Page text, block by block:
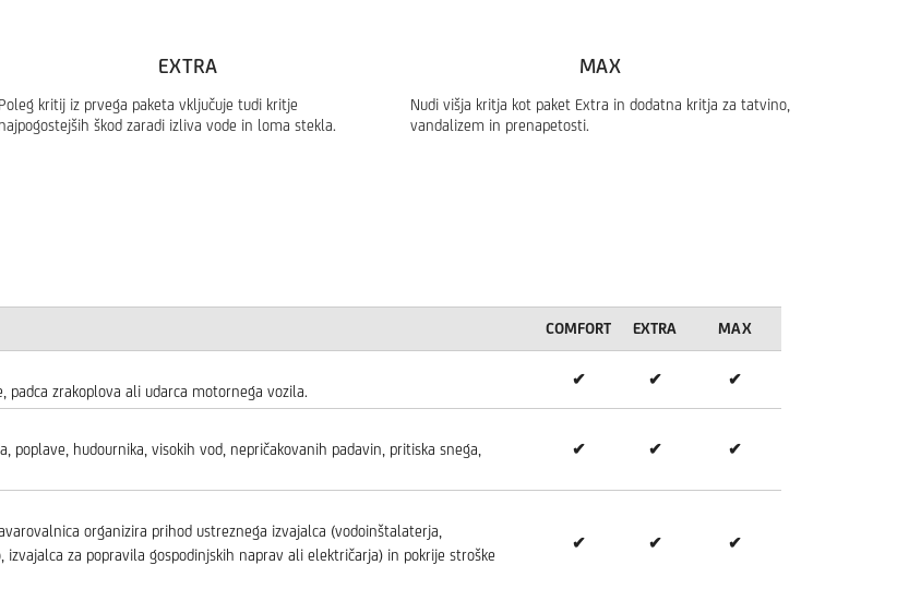
EXTRA
Poleg kritij iz prvega paketa vključuje tudi kritje
najpogostejših škod zaradi izliva vode in loma stekla.
MAX
Nudi višja kritja kot paket Extra in dodatna kritja za tatvino,
vandalizem in prenapetosti.
COMFORT EXTRA MAX
padca zrakoplova ali udarca motornega vozila.
✔ ✔ ✔
hudournika, visokih vod, nepričakovanih padavin, pritiska snega,
✔ ✔ ✔
organizira prihod ustreznega izvajalca (vodoinštalaterja,
za popravila gospodinjskih naprav ali električarja) in pokrije stroške
✔ ✔ ✔